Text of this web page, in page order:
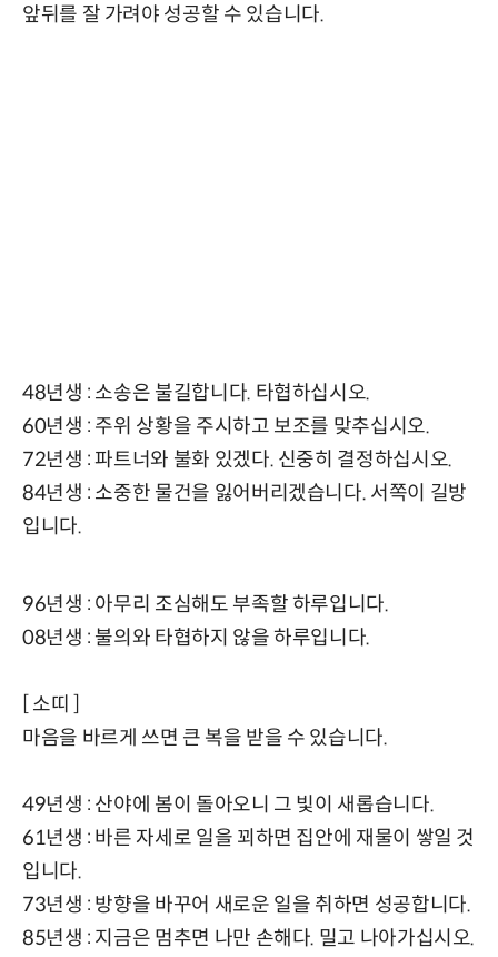
앞뒤를 잘 가려야 성공할 수 있습니다.
48년생 : 소송은 불길합니다. 타협하십시오.
60년생 : 주위 상황을 주시하고 보조를 맞추십시오.
72년생 : 파트너와 불화 있겠다. 신중히 결정하십시오.
84년생 : 소중한 물건을 잃어버리겠습니다. 서쪽이 길방
입니다.
96년생 : 아무리 조심해도 부족할 하루입니다.
08년생 : 불의와 타협하지 않을 하루입니다.
[ 소띠 ]
마음을 바르게 쓰면 큰 복을 받을 수 있습니다.
49년생 : 산야에 봄이 돌아오니 그 빛이 새롭습니다.
61년생 : 바른 자세로 일을 꾀하면 집안에 재물이 쌓일 것
입니다.
73년생 : 방향을 바꾸어 새로운 일을 취하면 성공합니다.
85년생 : 지금은 멈추면 나만 손해다. 밀고 나아가십시오.